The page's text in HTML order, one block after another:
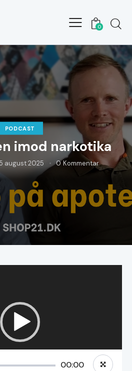
0
PODCAST
imod narkotika
august 2025 0 Kommentar
00:00